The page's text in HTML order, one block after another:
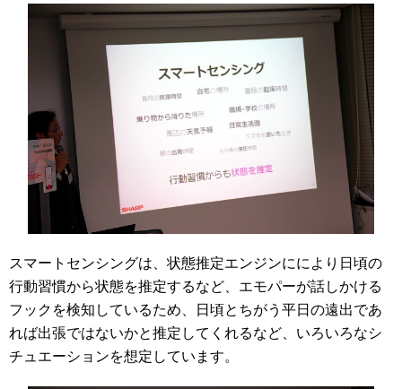
スマートセンシングは、状態推定エンジンににより日頃の
行動習慣から状態を推定するなど、エモパーが話しかける
フックを検知しているため、日頃とちがう平日の遠出であ
れば出張ではないかと推定してくれるなど、いろいろなシ
チュエーションを想定しています。